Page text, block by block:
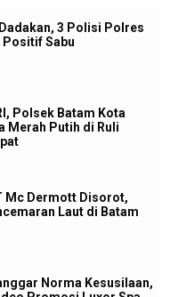
3 Polisi Polres
Positif Sabu
Polsek Batam Kota
Merah Putih di Ruli
Mc Dermott Disorot,
Laut di Batam
Norma Kesusilaan,